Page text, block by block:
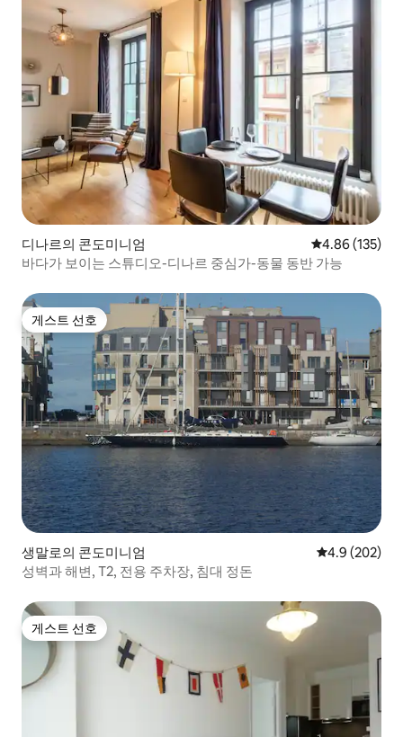
디나르의 콘도미니엄 평점 4.86점(5
4.86 (135)
바다가 보이는 스튜디오-디나르 중심가-동물 동반 가능
게스트 선호
게스트 선호
생말로의 콘도미니엄 평점 4.9점(5
4.9 (202)
성벽과 해변, T2, 전용 주차장, 침대 정돈
게스트 선호
게스트 선호